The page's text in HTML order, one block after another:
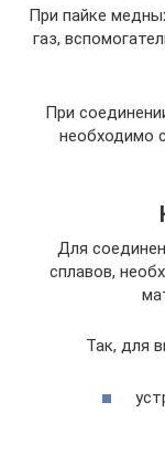
При пайке
газ,
При
необходимо
Для
сплавов,
Так, для